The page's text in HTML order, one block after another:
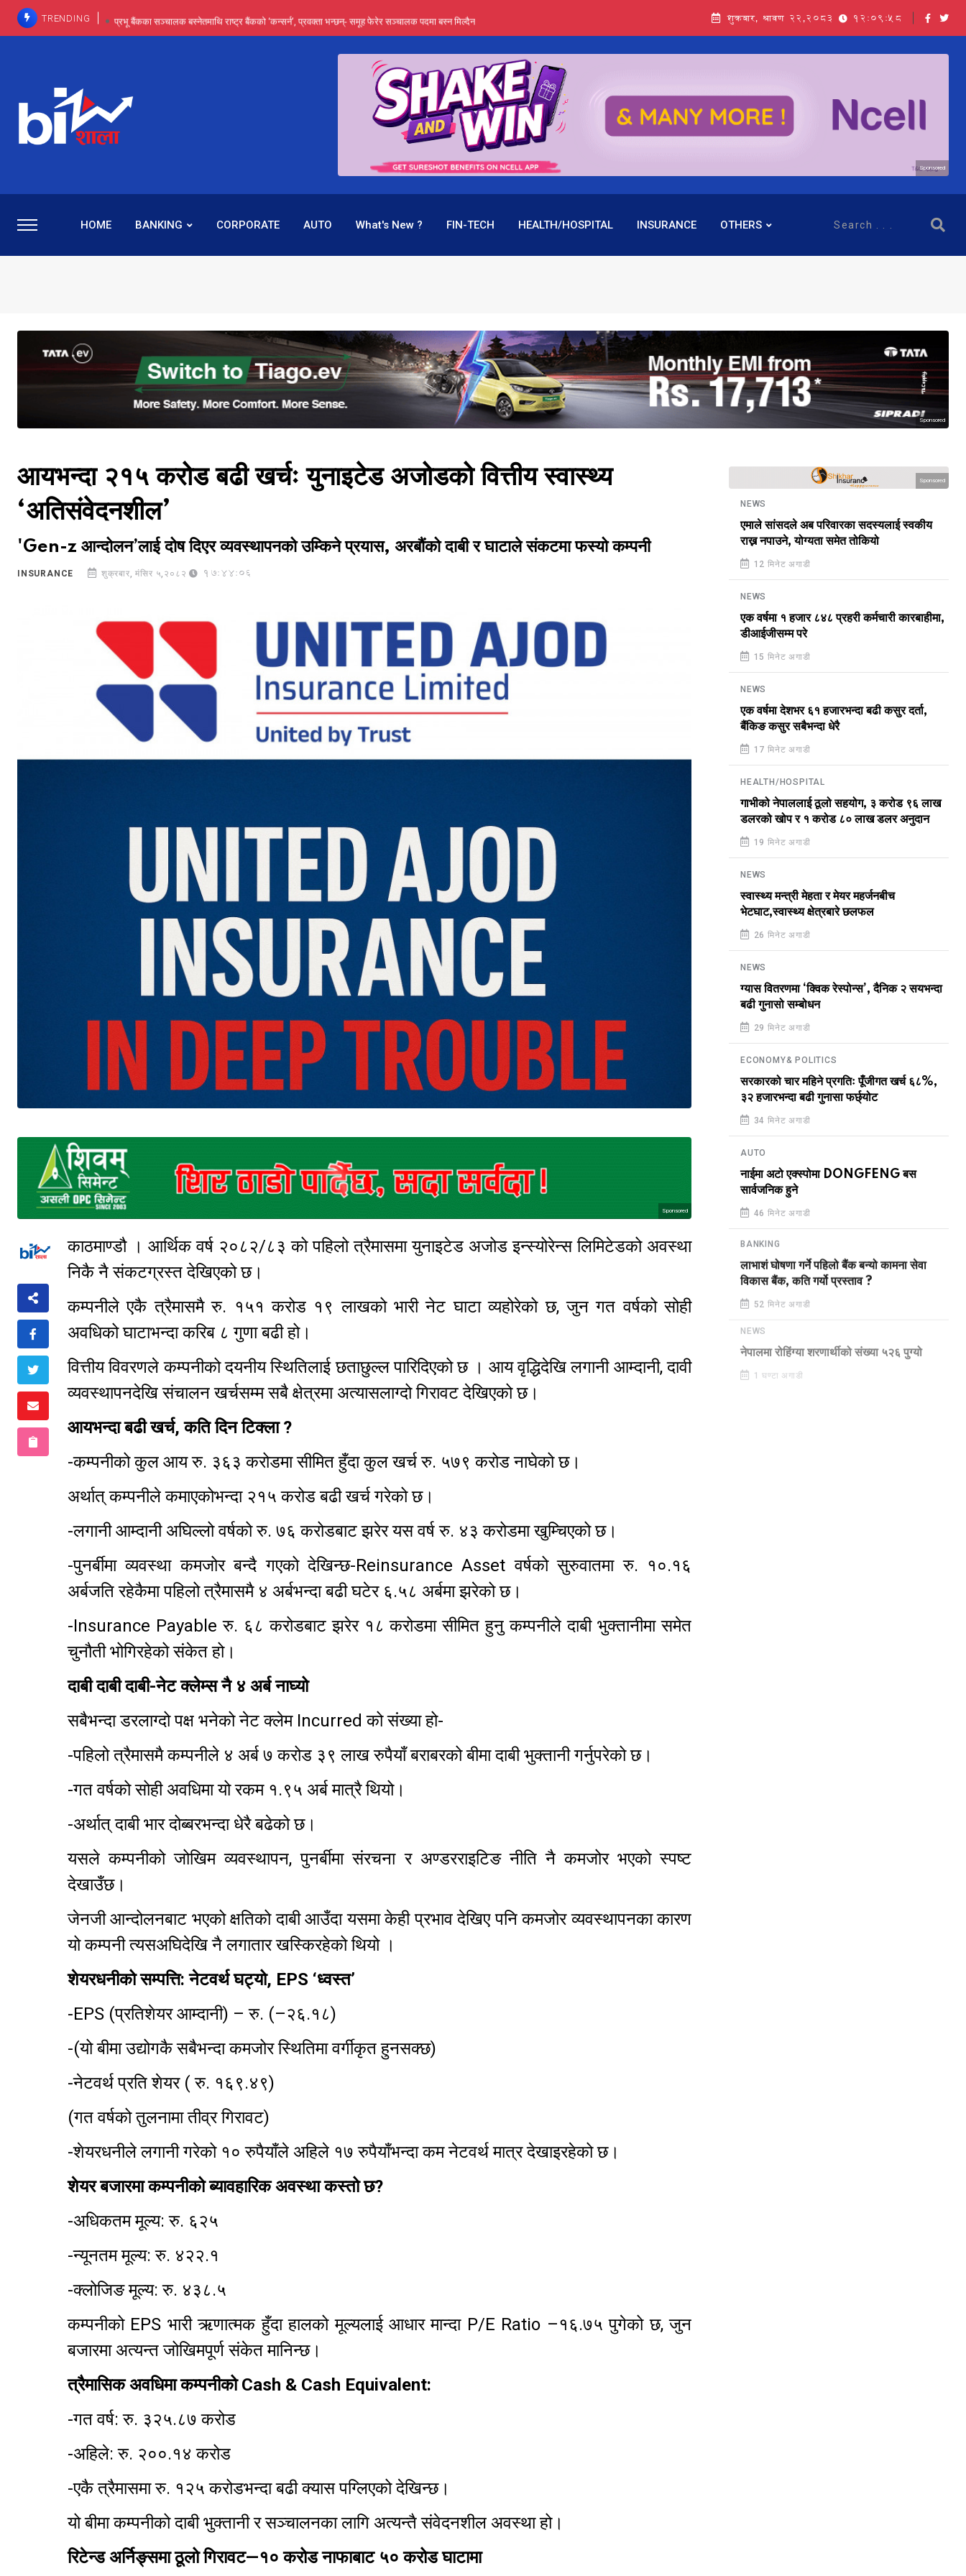
TRENDING प्रभू बैंकका सञ्चालक बस्नेतमाथि राष्ट्र बैंकको ‘कन्सर्न’, प्रवक्ता भन्छन्- समूह फेरेर सञ्चालक पदमा बस्न मिल्दैन
प्रभू बैंकमा सेञ्चुरीबाट आएका कर्मचारीमाथि हदैसम्मको विभेदः एउटै पदमा दुई थरि तलब, वर्षमै ९२ हजार घाटा !
कमाइमा गरिमाको दमदार छलाङ, सेयरधनीलाई २० प्रतिशत लाभांश दिने क्षमता
प्रभु बैंकमा रमिता : सर्वसाधारणबाट छिरेका बस्नेत संस्थापक बनेर निरन्तर, राष्ट्र बैंक किन मौन ?
शुक्रबार, श्रावण २२,२०८३ 12:09:59
Sponsored
HOME BANKING CORPORATE AUTO What's New ? FIN-TECH HEALTH/HOSPITAL INSURANCE OTHERS
Sponsored
आयभन्दा २१५ करोड बढी खर्चः युनाइटेड अजोडको वित्तीय स्वास्थ्य
‘अतिसंवेदनशील’
'Gen-z आन्दोलन’लाई दोष दिएर व्यवस्थापनको उम्किने प्रयास, अरबौंको दाबी र घाटाले संकटमा फस्यो कम्पनी
INSURANCE शुक्रबार, मंसिर ५,२०८२ 17:44:06
Sponsored
काठमाण्डौ । आर्थिक वर्ष २०८२/८३ को पहिलो त्रैमासमा युनाइटेड अजोड इन्स्योरेन्स लिमिटेडको अवस्था
निकै नै संकटग्रस्त देखिएको छ।
कम्पनीले एकै त्रैमासमै रु. १५१ करोड १९ लाखको भारी नेट घाटा व्यहोरेको छ, जुन गत वर्षको सोही
अवधिको घाटाभन्दा करिब ८ गुणा बढी हो।
वित्तीय विवरणले कम्पनीको दयनीय स्थितिलाई छताछुल्ल पारिदिएको छ । आय वृद्धिदेखि लगानी आम्दानी, दावी
व्यवस्थापनदेखि संचालन खर्चसम्म सबै क्षेत्रमा अत्यासलाग्दो गिरावट देखिएको छ।
आयभन्दा बढी खर्च, कति दिन टिक्ला ?
-कम्पनीको कुल आय रु. ३६३ करोडमा सीमित हुँदा कुल खर्च रु. ५७९ करोड नाघेको छ।
अर्थात् कम्पनीले कमाएकोभन्दा २१५ करोड बढी खर्च गरेको छ।
-लगानी आम्दानी अघिल्लो वर्षको रु. ७६ करोडबाट झरेर यस वर्ष रु. ४३ करोडमा खुम्चिएको छ।
-पुनर्बीमा व्यवस्था कमजोर बन्दै गएको देखिन्छ-Reinsurance Asset वर्षको सुरुवातमा रु. १०.१६
अर्बजति रहेकैमा पहिलो त्रैमासमै ४ अर्बभन्दा बढी घटेर ६.५८ अर्बमा झरेको छ।
-Insurance Payable रु. ६८ करोडबाट झरेर १८ करोडमा सीमित हुनु कम्पनीले दाबी भुक्तानीमा समेत
चुनौती भोगिरहेको संकेत हो।
दाबी दाबी दाबी-नेट क्लेम्स नै ४ अर्ब नाघ्यो
सबैभन्दा डरलाग्दो पक्ष भनेको नेट क्लेम Incurred को संख्या हो-
-पहिलो त्रैमासमै कम्पनीले ४ अर्ब ७ करोड ३९ लाख रुपैयाँ बराबरको बीमा दाबी भुक्तानी गर्नुपरेको छ।
-गत वर्षको सोही अवधिमा यो रकम १.९५ अर्ब मात्रै थियो।
-अर्थात् दाबी भार दोब्बरभन्दा धेरै बढेको छ।
यसले कम्पनीको जोखिम व्यवस्थापन, पुनर्बीमा संरचना र अण्डरराइटिङ नीति नै कमजोर भएको स्पष्ट
देखाउँछ।
जेनजी आन्दोलनबाट भएको क्षतिको दाबी आउँदा यसमा केही प्रभाव देखिए पनि कमजोर व्यवस्थापनका कारण
यो कम्पनी त्यसअघिदेखि नै लगातार खस्किरहेको थियो ।
शेयरधनीको सम्पत्ति: नेटवर्थ घट्यो, EPS ‘ध्वस्त’
-EPS (प्रतिशेयर आम्दानी) – रु. (–२६.१८)
-(यो बीमा उद्योगकै सबैभन्दा कमजोर स्थितिमा वर्गीकृत हुनसक्छ)
-नेटवर्थ प्रति शेयर ( रु. १६९.४९)
(गत वर्षको तुलनामा तीव्र गिरावट)
-शेयरधनीले लगानी गरेको १० रुपैयाँले अहिले १७ रुपैयाँभन्दा कम नेटवर्थ मात्र देखाइरहेको छ।
शेयर बजारमा कम्पनीको ब्यावहारिक अवस्था कस्तो छ?
-अधिकतम मूल्य: रु. ६२५
-न्यूनतम मूल्य: रु. ४२२.१
-क्लोजिङ मूल्य: रु. ४३८.५
कम्पनीको EPS भारी ऋणात्मक हुँदा हालको मूल्यलाई आधार मान्दा P/E Ratio –१६.७५ पुगेको छ, जुन
बजारमा अत्यन्त जोखिमपूर्ण संकेत मानिन्छ।
त्रैमासिक अवधिमा कम्पनीको Cash & Cash Equivalent:
-गत वर्ष: रु. ३२५.८७ करोड
-अहिले: रु. २००.१४ करोड
-एकै त्रैमासमा रु. १२५ करोडभन्दा बढी क्यास पग्लिएको देखिन्छ।
यो बीमा कम्पनीको दाबी भुक्तानी र सञ्चालनका लागि अत्यन्तै संवेदनशील अवस्था हो।
रिटेन्ड अर्निङ्समा ठूलो गिरावट—१० करोड नाफाबाट ५० करोड घाटामा
Sponsored
NEWS
एमाले सांसदले अब परिवारका सदस्यलाई स्वकीय
राख्न नपाउने, योग्यता समेत तोकियो
12 मिनेट अगाडी
NEWS
एक वर्षमा १ हजार ८४८ प्रहरी कर्मचारी कारबाहीमा,
डीआईजीसम्म परे
15 मिनेट अगाडी
NEWS
एक वर्षमा देशभर ६१ हजारभन्दा बढी कसुर दर्ता,
बैंकिङ कसुर सबैभन्दा धेरै
17 मिनेट अगाडी
HEALTH/HOSPITAL
गाभीको नेपाललाई ठूलो सहयोग, ३ करोड ९६ लाख
डलरको खोप र १ करोड ८० लाख डलर अनुदान
19 मिनेट अगाडी
NEWS
स्वास्थ्य मन्त्री मेहता र मेयर महर्जनबीच
भेटघाट,स्वास्थ्य क्षेत्रबारे छलफल
26 मिनेट अगाडी
NEWS
ग्यास वितरणमा ‘क्विक रेस्पोन्स’, दैनिक २ सयभन्दा
बढी गुनासो सम्बोधन
29 मिनेट अगाडी
ECONOMY& POLITICS
सरकारको चार महिने प्रगतिः पूँजीगत खर्च ६८%,
३२ हजारभन्दा बढी गुनासा फर्छ्योट
34 मिनेट अगाडी
AUTO
नाईमा अटो एक्स्पोमा DONGFENG बस
सार्वजनिक हुने
46 मिनेट अगाडी
BANKING
लाभाशं घोषणा गर्ने पहिलो बैंक बन्यो कामना सेवा
विकास बैंक, कति गर्यो प्रस्ताव ?
52 मिनेट अगाडी
नेपालमा रोहिंग्या शरणार्थीको संख्या ५२६ पुग्यो